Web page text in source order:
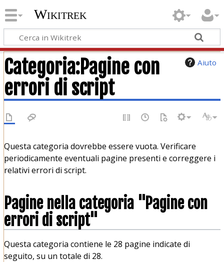
Wikitrek
Aiuto
Categoria:Pagine con
errori di script
Questa categoria dovrebbe essere vuota. Verificare
periodicamente eventuali pagine presenti e correggere i
relativi errori di script.
Pagine nella categoria "Pagine con
errori di script"
Questa categoria contiene le 28 pagine indicate di
seguito, su un totale di 28.